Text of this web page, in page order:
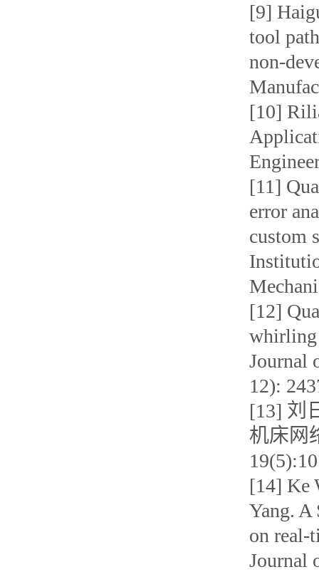
[9]
tool
non-
[10]
[11]
error
custom
[12]
whirling
Journal
12):
[13] 刘
机床网
[14] Ke
Yang. A
on real-
Journal